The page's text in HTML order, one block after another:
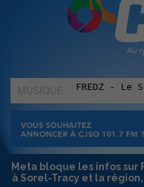
MUSIQUE
:
Meta bloque les infos sur
à Sorel-Tracy et la